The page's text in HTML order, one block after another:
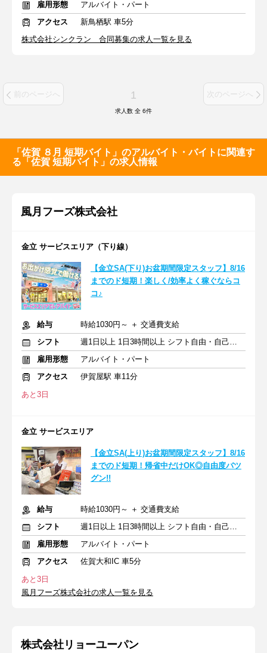
雇用形態
アルバイト・パート
アクセス
新鳥栖駅 車5分
株式会社シンクラン 合同募集の求人一覧を見る
前のページへ 1 次のページへ
求人数 全 6件
「佐賀 ８月 短期バイト」のアルバイト・バイトに関連す
る「佐賀 短期バイト」の求人情報
風月フーズ株式会社
金立 サービスエリア（下り線）
【金立SA(下り)お盆期間限定スタッフ】8/16
までのド短期！楽しく/効率よく稼ぐならコ
コ♪
給与
時給1030円～ ＋ 交通費支給
シフト
週1日以上 1日3時間以上 シフト自由・自己申告
雇用形態
アルバイト・パート
アクセス
伊賀屋駅 車11分
あと3日
金立 サービスエリア
【金立SA(上り)お盆期間限定スタッフ】8/16
までのド短期！帰省中だけOK◎自由度バツ
グン!!
給与
時給1030円～ ＋ 交通費支給
シフト
週1日以上 1日3時間以上 シフト自由・自己申告
雇用形態
アルバイト・パート
アクセス
佐賀大和IC 車5分
あと3日
風月フーズ株式会社の求人一覧を見る
株式会社リョーユーパン